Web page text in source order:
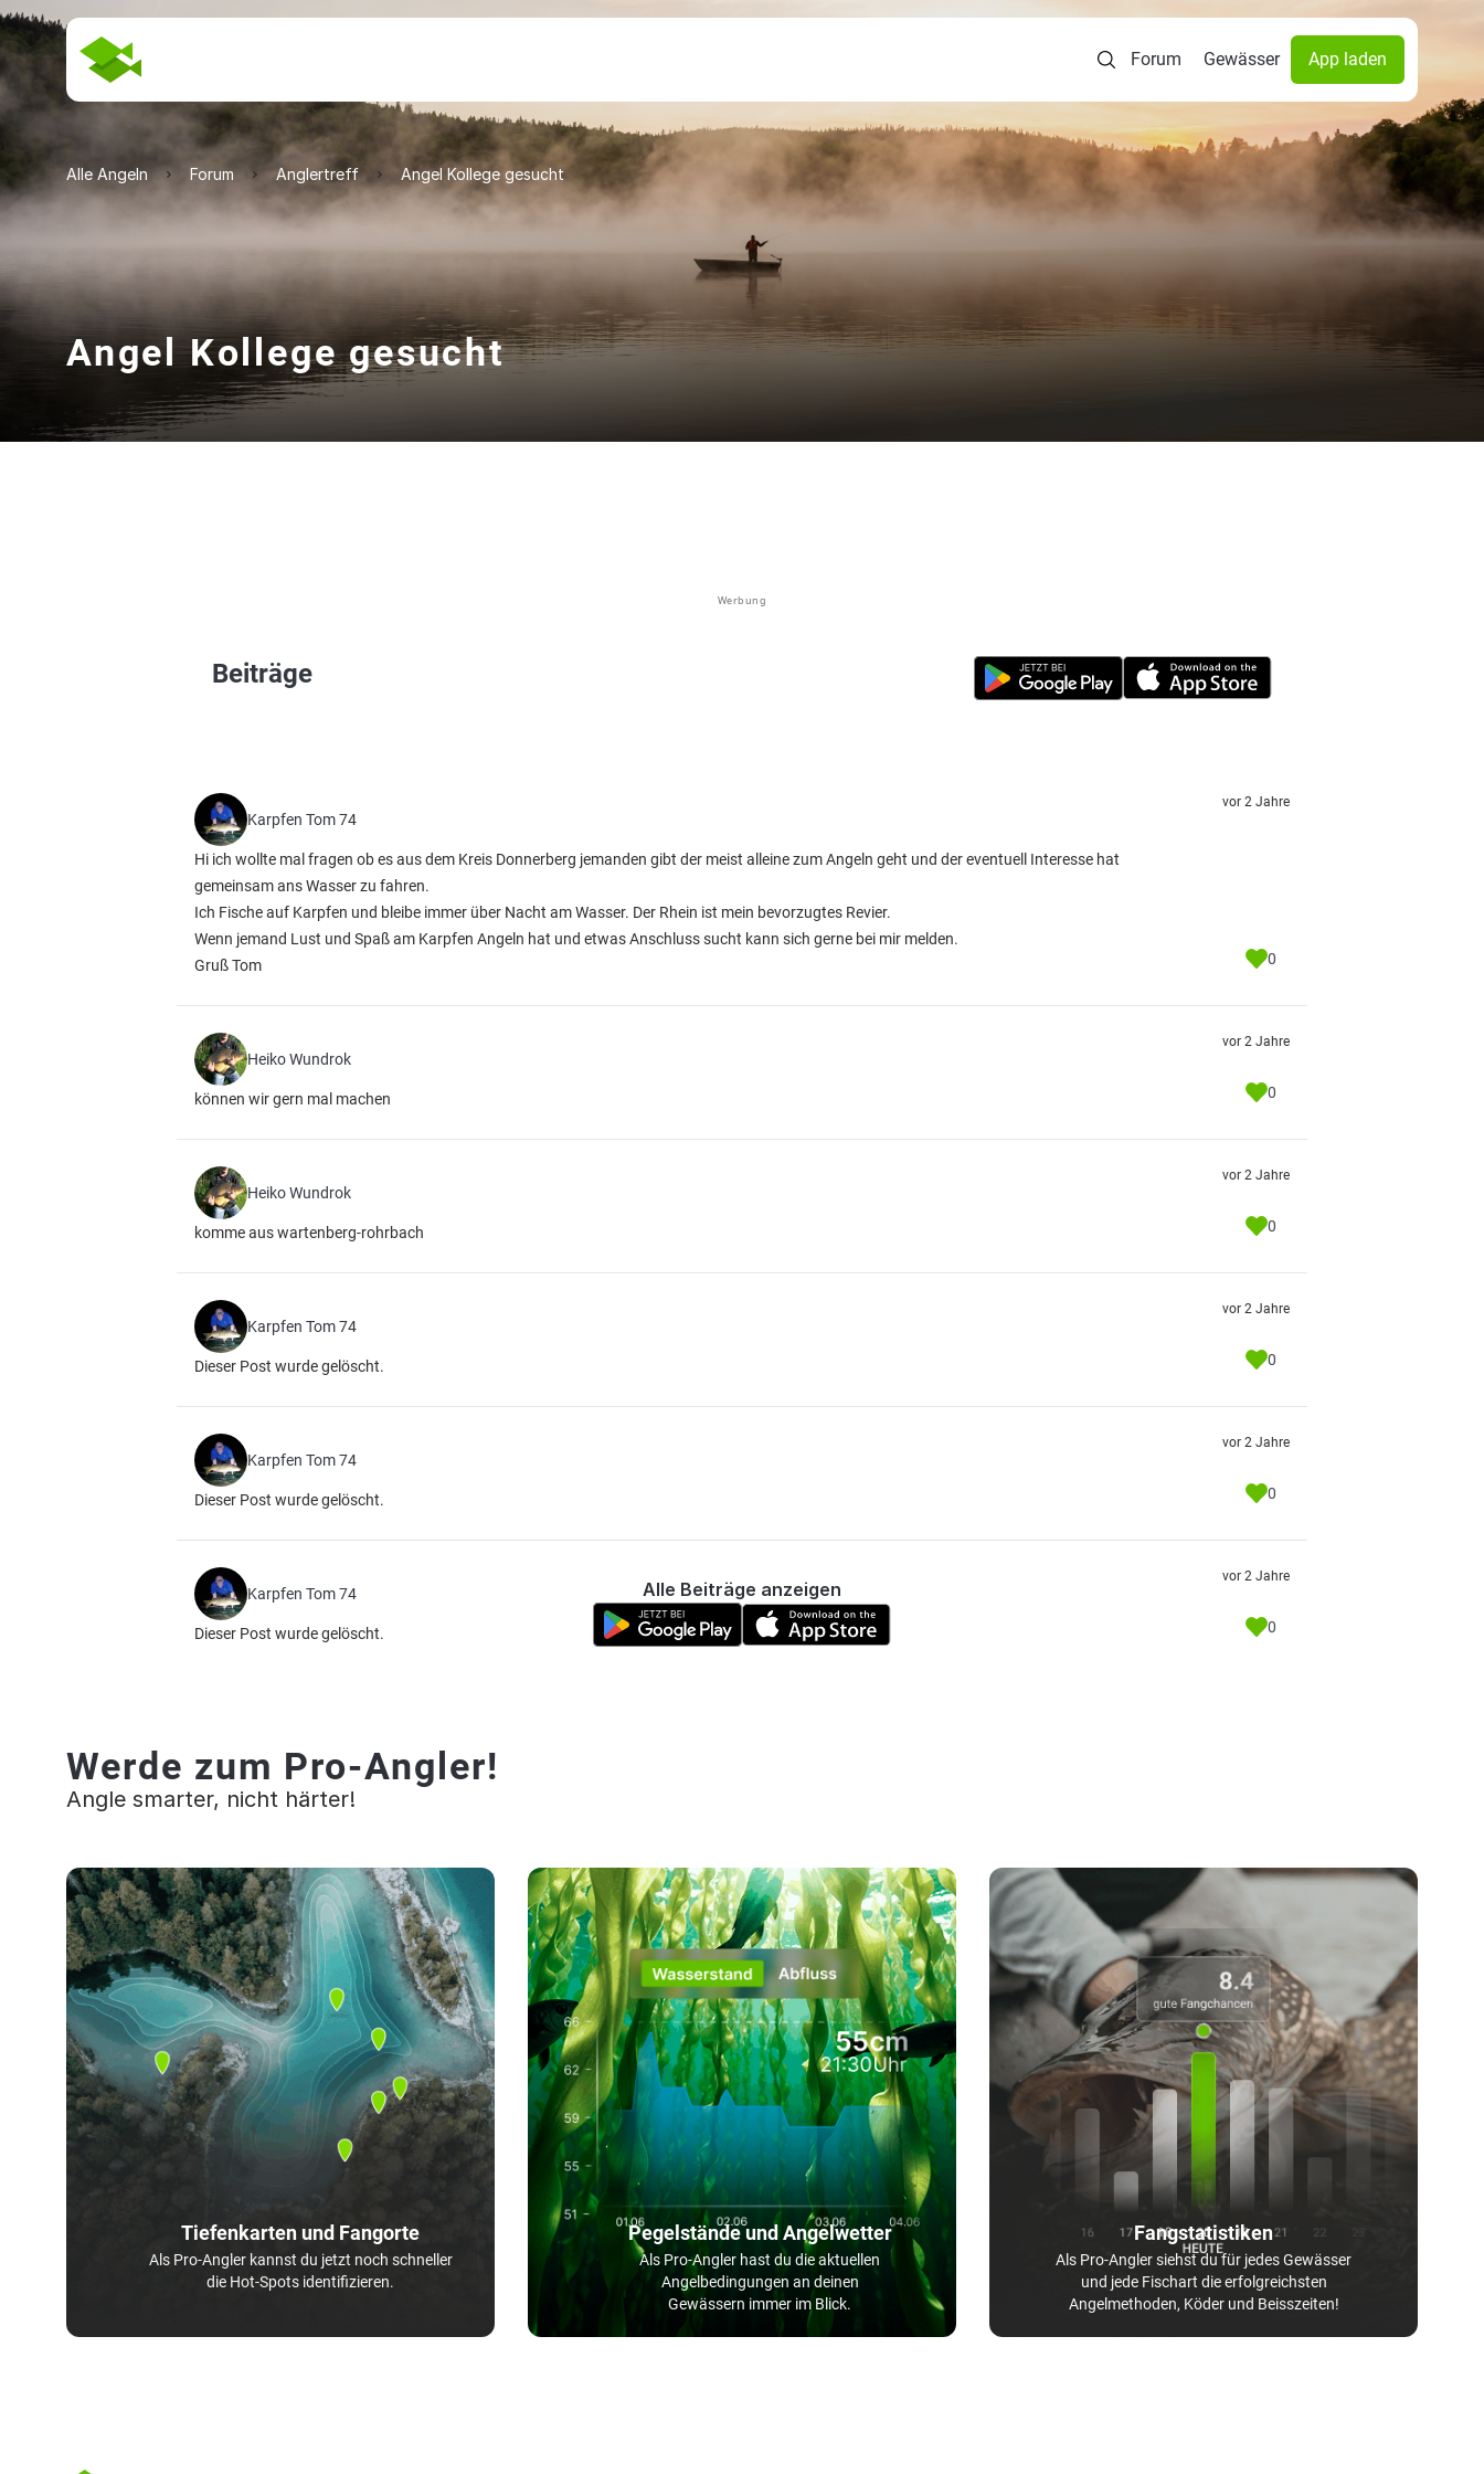
Forum Gewässer App laden
Alle Angeln Forum Anglertreff Angel Kollege gesucht
Angel Kollege gesucht
Werbung
Beiträge
Karpfen Tom 74
Hi ich wollte mal fragen ob es aus dem Kreis Donnerberg jemanden gibt der meist alleine zum Angeln geht und der eventuell Interesse hat
gemeinsam ans Wasser zu fahren.
Ich Fische auf Karpfen und bleibe immer über Nacht am Wasser. Der Rhein ist mein bevorzugtes Revier.
Wenn jemand Lust und Spaß am Karpfen Angeln hat und etwas Anschluss sucht kann sich gerne bei mir melden.
Gruß Tom
vor 2 Jahre
0
Heiko Wundrok
können wir gern mal machen
vor 2 Jahre
0
Heiko Wundrok
komme aus wartenberg-rohrbach
vor 2 Jahre
0
Karpfen Tom 74
Dieser Post wurde gelöscht.
vor 2 Jahre
0
Karpfen Tom 74
Dieser Post wurde gelöscht.
vor 2 Jahre
0
Karpfen Tom 74
Dieser Post wurde gelöscht.
vor 2 Jahre
0
Alle Beiträge anzeigen
Werde zum Pro-Angler!
Angle smarter, nicht härter!
Tiefenkarten und Fangorte
Als Pro-Angler kannst du jetzt noch schneller
die Hot-Spots identifizieren.
Pegelstände und Angelwetter
Als Pro-Angler hast du die aktuellen
Angelbedingungen an deinen
Gewässern immer im Blick.
Fangstatistiken
Als Pro-Angler siehst du für jedes Gewässer
und jede Fischart die erfolgreichsten
Angelmethoden, Köder und Beisszeiten!